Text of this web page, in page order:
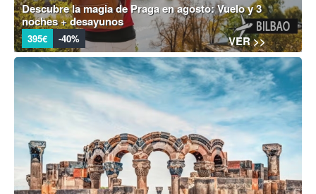
Descubre la magia de Praga en agosto: Vuelo y 3
noches + desayunos
395€ -40% VER >>